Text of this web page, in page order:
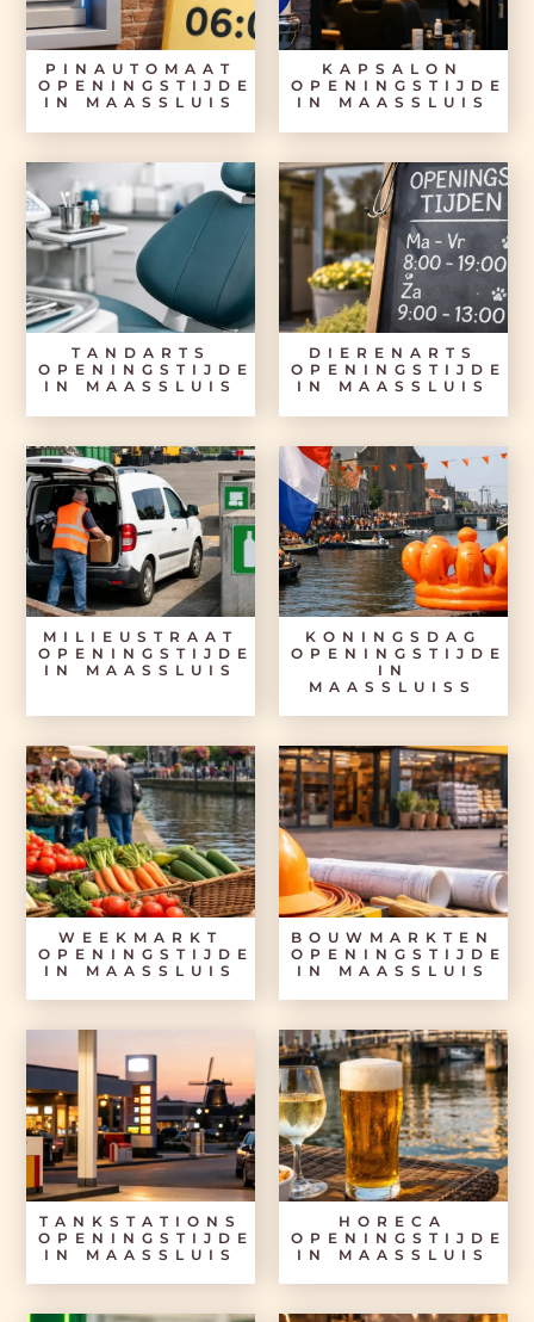
PINAUTOMAAT
OPENINGSTIJDEN
IN MAASSLUIS
KAPSALON
OPENINGSTIJDEN
IN MAASSLUIS
TANDARTS
OPENINGSTIJDEN
IN MAASSLUIS
DIERENARTS
OPENINGSTIJDEN
IN MAASSLUIS
MILIEUSTRAAT
OPENINGSTIJDEN
IN MAASSLUIS
KONINGSDAG
OPENINGSTIJDEN
IN
MAASSLUISS
WEEKMARKT
OPENINGSTIJDEN
IN MAASSLUIS
BOUWMARKTEN
OPENINGSTIJDEN
IN MAASSLUIS
TANKSTATIONS
OPENINGSTIJDEN
IN MAASSLUIS
HORECA
OPENINGSTIJDEN
IN MAASSLUIS